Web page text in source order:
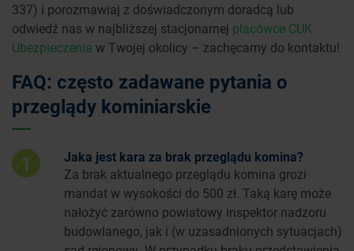
337) i porozmawiaj z doświadczonym doradcą lub
odwiedź nas w najbliższej stacjonarnej placówce CUK
Ubezpieczenia w Twojej okolicy – zachęcamy do kontaktu!
FAQ: często zadawane pytania o
przeglądy kominiarskie
1
Jaka jest kara za brak przeglądu komina?
Za brak aktualnego przeglądu komina grozi
mandat w wysokości do 500 zł. Taką karę może
nałożyć zarówno powiatowy inspektor nadzoru
budowlanego, jak i (w uzasadnionych sytuacjach)